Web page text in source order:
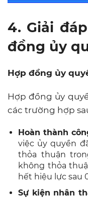
4. Giải
đồng ủy
Hợp đồng ủy
Hợp đồng ủy
các trường hợp
Hoàn thành
việc ủy quyền
thỏa thuận
không thỏa
hết hiệu lực sau
Sự kiện nhân